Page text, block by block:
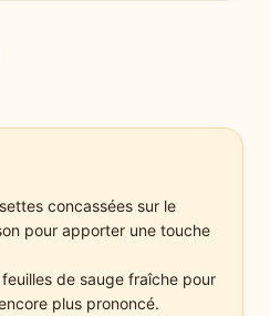
concassées sur le
pour apporter une touche
de sauge fraîche pour
plus prononcé.